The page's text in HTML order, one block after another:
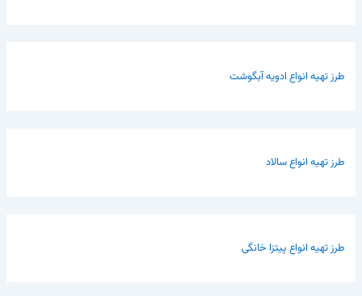
طرز تهیه انواع ادویه آبگوشت
طرز تهیه انواع سالاد
طرز تهیه انواع پیتزا خانگی